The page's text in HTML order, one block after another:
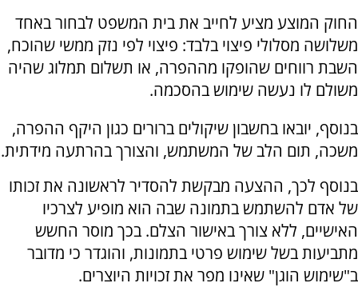
החוק המוצע מציע לחייב את בית המשפט לבחור באחד
משלושה מסלולי פיצוי בלבד: פיצוי לפי נזק ממשי שהוכח,
השבת רווחים שהופקו מההפרה, או תשלום תמלוג שהיה
משולם לו נעשה שימוש בהסכמה.
בנוסף, יובאו בחשבון שיקולים ברורים כגון היקף ההפרה,
משכה, תום הלב של המשתמש, והצורך בהרתעה מידתית.
בנוסף לכך, ההצעה מבקשת להסדיר לראשונה את זכותו
של אדם להשתמש בתמונה שבה הוא מופיע לצרכיו
האישיים, ללא צורך באישור הצלם. בכך מוסר החשש
מתביעות בשל שימוש פרטי בתמונות, והוגדר כי מדובר
ב"שימוש הוגן" שאינו מפר את זכויות היוצרים.